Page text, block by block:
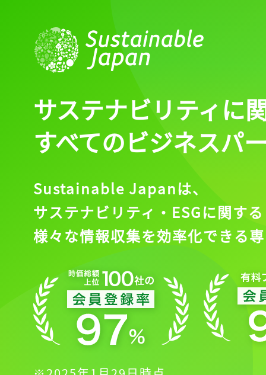
サステナビリティに
すべてのビジネスパ
Sustainable Japanは、
サステナビリティ・ESGに関する
様々な情報収集を効率化できる